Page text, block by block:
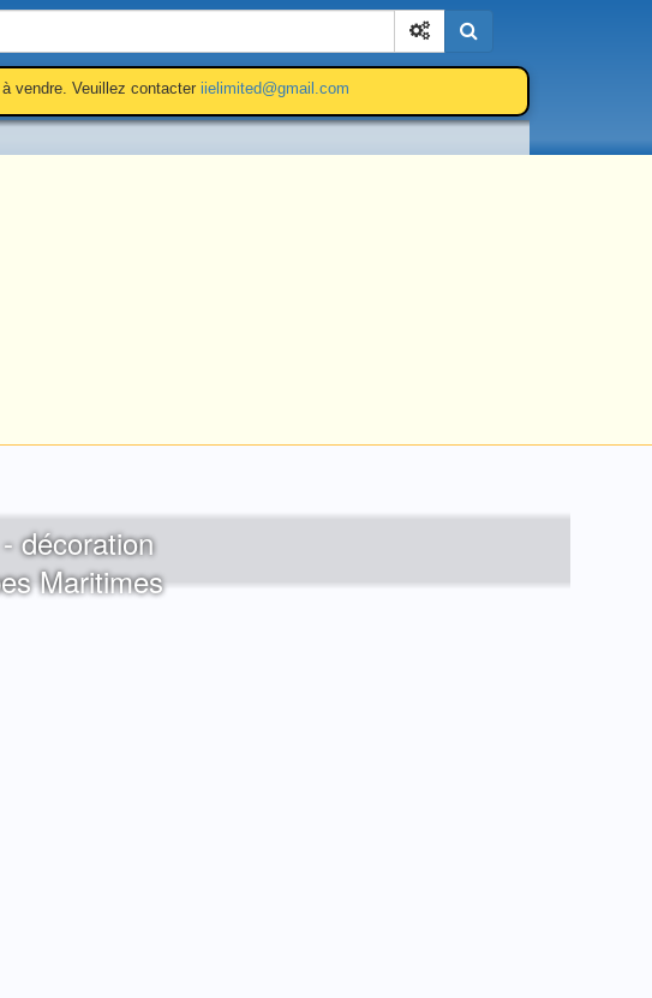
Cherchez
vendre. Veuillez contacter iielimited@gmail.com
décoration
Maritimes